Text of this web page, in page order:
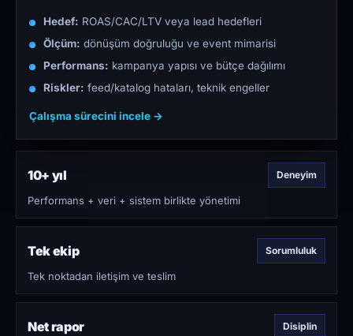
Hedef: ROAS/CAC/LTV veya lead hedefleri
Ölçüm: dönüşüm doğruluğu ve event mimarisi
Performans: kampanya yapısı ve bütçe dağılımı
Riskler: feed/katalog hataları, teknik engeller
Çalışma sürecini incele →
10+ yıl Deneyim
Performans + veri + sistem birlikte yönetimi
Tek ekip Sorumluluk
Tek noktadan iletişim ve teslim
Net rapor Disiplin